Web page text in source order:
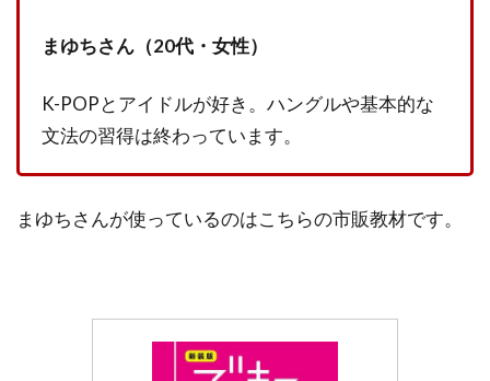
まゆちさん（20代・女性）
K-POPとアイドルが好き。ハングルや基本的な
文法の習得は終わっています。
まゆちさんが使っているのはこちらの市販教材です。